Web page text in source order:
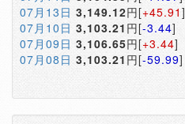
07月13日 3,149.12円[+45.91 ]
07月10日 3,103.21円[-3.44]
07月09日 3,106.65円[+3.44]
07月08日 3,103.21 円[-59.99]